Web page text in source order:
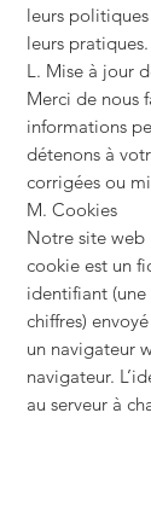
leurs
leurs pratiques.
L. Mise à jour
Merci de nous
informations
détenons à
corrigées ou
M. Cookies
Notre site web
cookie est un
identifiant
chiffres)
un navigateur
navigateur.
au serveur à